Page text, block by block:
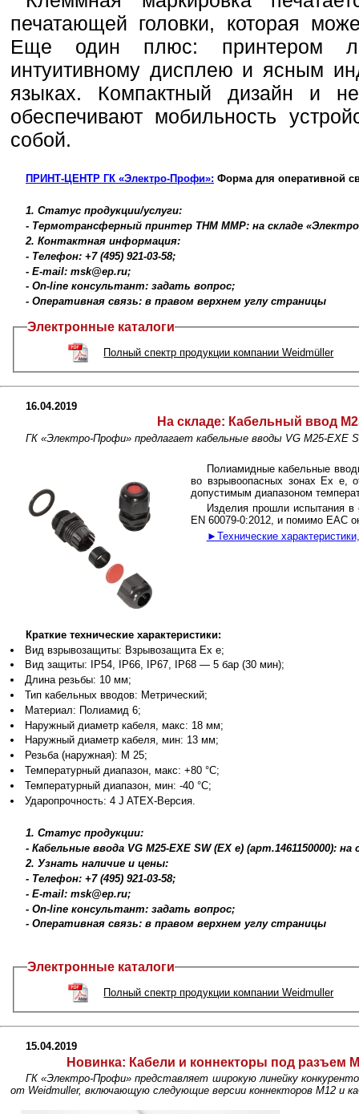
печатающей головки, которая
Еще один плюс: принтером
интуитивному дисплею и ясным
языках. Компактный дизайн и
обеспечивают мобильность
собой.
ПРИНТ-ЦЕНТР ГК «Электро-Профи»: Форма для оперативной
1. Статус продукции/услуги:
- Термотрансферный принтер THM MMP: на складе
2. Контактная информация:
- Телефон: +7 (495) 921-03-58;
- E-mail: msk@ep.ru;
- On-line консультант: задать вопрос;
- Оперативная связь: в правом верхнем углу страницы
Электронные каталоги
Полный спектр продукции компании Weidmüller
16.04.2019
На складе: Кабельный ввод
ГК «Электро-Профи» предлагает кабельные вводы VG M25-EXE
Полиамидные кабельные
во взрывоопасных зонах Ex e,
допустимым диапазоном
Изделия прошли испытания в
EN 60079-0:2012, и помимо EAC
►Технические
Краткие технические характеристики:
Вид взрывозащиты: Взрывозащита Ex e;
Вид защиты: IP54, IP66, IP67, IP68 — 5 бар (30 мин);
Длина резьбы: 10 мм;
Тип кабельных вводов: Метрический;
Материал: Полиамид 6;
Наружный диаметр кабеля, макс: 18 мм;
Наружный диаметр кабеля, мин: 13 мм;
Резьба (наружная): M 25;
Температурный диапазон, макс: +80 °C;
Температурный диапазон, мин: -40 °C;
Ударопрочность: 4 J ATEX-Версия.
1. Статус продукции:
- Кабельные ввода VG M25-EXE SW (EX e) (арт.1461150000):
2. Узнать наличие и цены:
- Телефон: +7 (495) 921-03-58;
- E-mail: msk@ep.ru;
- On-line консультант: задать вопрос;
- Оперативная связь: в правом верхнем углу страницы
Электронные каталоги
Полный спектр продукции компании Weidmuller
15.04.2019
Новинка: Кабели и коннекторы под разъем
ГК «Электро-Профи» представляет широкую линейку
от Weidmuller, включающую следующие версии коннекторов М12 и